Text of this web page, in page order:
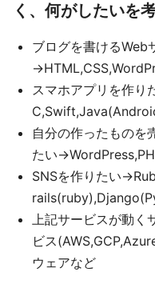
く、何がしたいを
ブログを書けるWeb
スマホアプリを作
自分の作ったものを
たい
SNSを作りたい
上記サービスが動く
ビス
ウェアなど